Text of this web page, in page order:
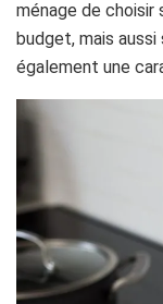
ménage de choisir
budget, mais
également une